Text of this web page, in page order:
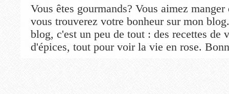
Vous êtes gourmands? Vous aimez
vous trouverez votre bonheur sur mon
blog, c'est un peu de tout : des recettes de
d'épices, tout pour voir la vie en rose.